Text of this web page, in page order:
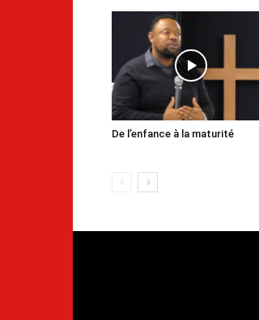
De l’enfance à la maturité